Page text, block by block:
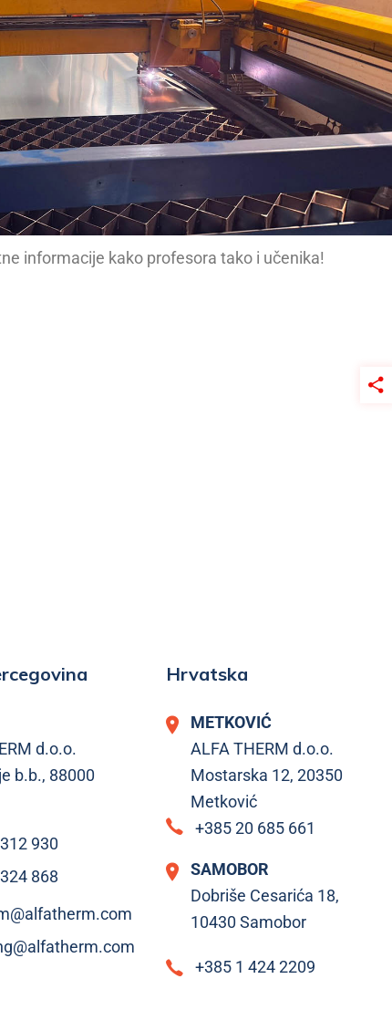
informacije kako profesora tako i učenika!
d.o.o.
b.b., 88000
930
868
Hrvatska
METKOVIĆ
ALFA THERM d.o.o.
Mostarska 12, 20350
Metković
+385 20 685 661
SAMOBOR
Dobriše Cesarića 18,
10430 Samobor
+385 1 424 2209